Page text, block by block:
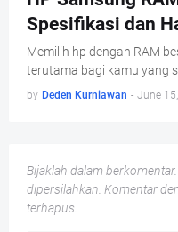
Spesifikasi dan
Memilih hp dengan RAM
terutama bagi kamu yang
by Deden Kurniawan - June
Bijaklah dalam
dipersilahkan. Komentar
terhapus.